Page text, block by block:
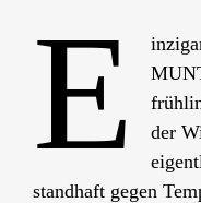
E
der
standhaft gegen